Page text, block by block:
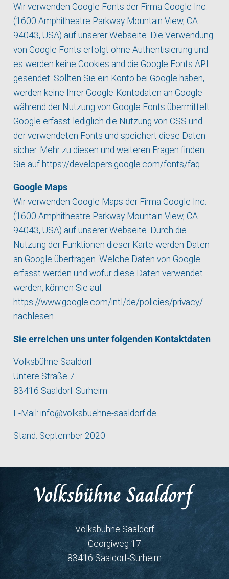
Wir verwenden Google Fonts der Firma Google Inc.
(1600 Amphitheatre Parkway Mountain View, CA
94043, USA) auf unserer Webseite. Die Verwendung
von Google Fonts erfolgt ohne Authentisierung und
es werden keine Cookies and die Google Fonts API
gesendet. Sollten Sie ein Konto bei Google haben,
werden keine Ihrer Google-Kontodaten an Google
während der Nutzung von Google Fonts übermittelt.
Google erfasst lediglich die Nutzung von CSS und
der verwendeten Fonts und speichert diese Daten
sicher. Mehr zu diesen und weiteren Fragen finden
Sie auf https://developers.google.com/fonts/faq.
Google Maps
Wir verwenden Google Maps der Firma Google Inc.
(1600 Amphitheatre Parkway Mountain View, CA
94043, USA) auf unserer Webseite. Durch die
Nutzung der Funktionen dieser Karte werden Daten
an Google übertragen. Welche Daten von Google
erfasst werden und wofür diese Daten verwendet
werden, können Sie auf
https://www.google.com/intl/de/policies/privacy/
nachlesen.
Sie erreichen uns unter folgenden Kontaktdaten
Volksbühne Saaldorf
Untere Straße 7
83416 Saaldorf-Surheim
E-Mail: info@volksbuehne-saaldorf.de
Stand: September 2020
Volksbühne Saaldorf
Georgiweg 17
83416 Saaldorf-Surheim